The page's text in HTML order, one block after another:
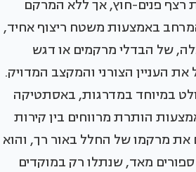
רצף פנים-חוץ, אך ללא המרקם
באמצעות משטח ריצוף אחיד,
של הבדלי מרקמים או דגש
העניין הצורני והמקצב המדויק.
במיוחד במדרגות, באסתטיקה
הותרת מרווחים בין קירות
את מרקמו של החלל באור רך, והוא
ספורים מאד, שנתלו רק במוקדים